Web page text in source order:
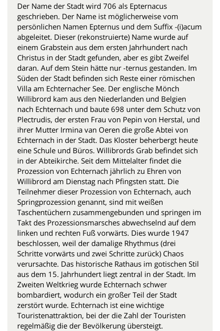
Der Name der Stadt wird 706 als Epternacus
geschrieben. Der Name ist möglicherweise vom
persönlichen Namen Epternus und dem Suffix -(i)acum
abgeleitet. Dieser (rekonstruierte) Name wurde auf
einem Grabstein aus dem ersten Jahrhundert nach
Christus in der Stadt gefunden, aber es gibt Zweifel
daran. Auf dem Stein hätte nur -ternus gestanden. Im
Süden der Stadt befinden sich Reste einer römischen
Villa am Echternacher See. Der englische Mönch
Willibrord kam aus den Niederlanden und Belgien
nach Echternach und baute 698 unter dem Schutz von
Plectrudis, der ersten Frau von Pepin von Herstal, und
ihrer Mutter Irmina van Oeren die große Abtei von
Echternach in der Stadt. Das Kloster beherbergt heute
eine Schule und Büros. Willibrords Grab befindet sich
in der Abteikirche. Seit dem Mittelalter findet die
Prozession von Echternach jährlich zu Ehren von
Willibrord am Dienstag nach Pfingsten statt. Die
Teilnehmer dieser Prozession von Echternach, auch
Springprozession genannt, sind mit weißen
Taschentüchern zusammengebunden und springen im
Takt des Prozessionsmarsches abwechselnd auf dem
linken und rechten Fuß vorwärts. Dies wurde 1947
beschlossen, weil der damalige Rhythmus (drei
Schritte vorwärts und zwei Schritte zurück) Chaos
verursachte. Das historische Rathaus im gotischen Stil
aus dem 15. Jahrhundert liegt zentral in der Stadt. Im
Zweiten Weltkrieg wurde Echternach schwer
bombardiert, wodurch ein großer Teil der Stadt
zerstört wurde. Echternach ist eine wichtige
Touristenattraktion, bei der die Zahl der Touristen
regelmäßig die der Bevölkerung übersteigt.